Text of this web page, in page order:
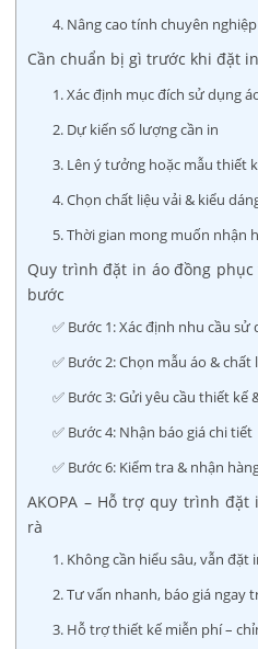
4. Nâng cao tính chuyên
Cần chuẩn bị gì trước khi đặt
1. Xác định mục đích sử dụng
2. Dự kiến số lượng cần in
3. Lên ý tưởng hoặc mẫu thiết
4. Chọn chất liệu vải & kiểu
5. Thời gian mong muốn nhận
Quy trình đặt in áo đồng
bước
✅ Bước 1: Xác định nhu cầu sử
✅ Bước 2: Chọn mẫu áo & chất
✅ Bước 3: Gửi yêu cầu thiết kế
✅ Bước 4: Nhận báo giá chi tiết
✅ Bước 6: Kiểm tra & nhận
AKOPA – Hỗ trợ quy trình
rà
1. Không cần hiểu sâu, vẫn đặt
2. Tư vấn nhanh, báo giá ngay
3. Hỗ trợ thiết kế miễn phí –